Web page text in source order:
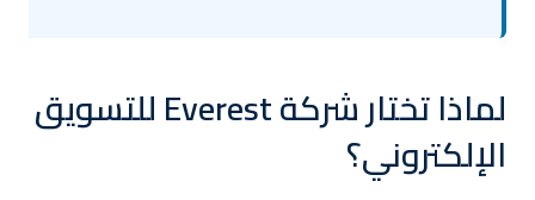
لماذا تختار شركة Everest للتسويق
الإلكتروني؟